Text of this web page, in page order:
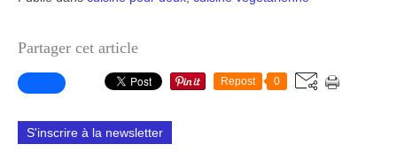
Partager cet article
Repost 0
S'inscrire à la newsletter